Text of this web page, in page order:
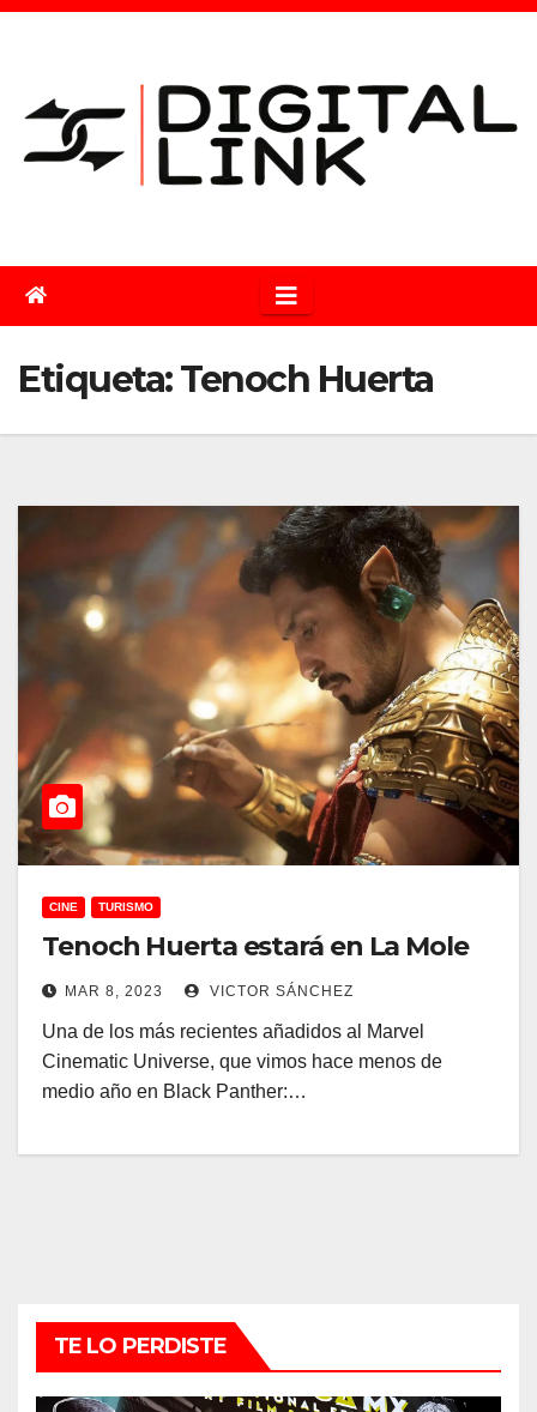
Saltar
Etiqueta:Tenoch Huerta
CINE TURISMO
Tenoch Huerta estará en La Mole
MAR 8, 2023 VICTOR SÁNCHEZ
Una de los más recientes añadidos al Marvel
Cinematic Universe, que vimos hace menos de
medio año en Black Panther:…
TE LO PERDISTE